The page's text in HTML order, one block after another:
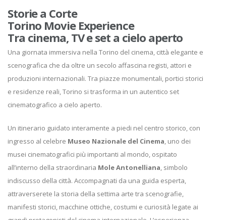
Storie a Corte
Torino Movie Experience
Tra cinema, TV e set a cielo aperto
Una giornata immersiva nella Torino del cinema, città elegante e
scenografica che da oltre un secolo affascina registi, attori e
produzioni internazionali. Tra piazze monumentali, portici storici
e residenze reali, Torino si trasforma in un autentico set
cinematografico a cielo aperto.
Un itinerario guidato interamente a piedi nel centro storico, con
ingresso al celebre Museo Nazionale del Cinema, uno dei
musei cinematografici più importanti al mondo, ospitato
all’interno della straordinaria Mole Antonelliana, simbolo
indiscusso della città. Accompagnati da una guida esperta,
attraverserete la storia della settima arte tra scenografie,
manifesti storici, macchine ottiche, costumi e curiosità legate ai